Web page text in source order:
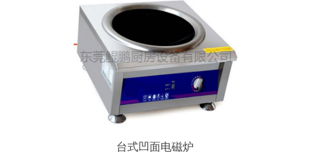
台式凹面电磁炉